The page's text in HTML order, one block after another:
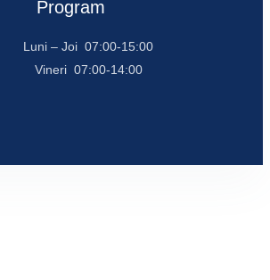
Program
Luni – Joi 07:00-15:00
Vineri 07:00-14:00